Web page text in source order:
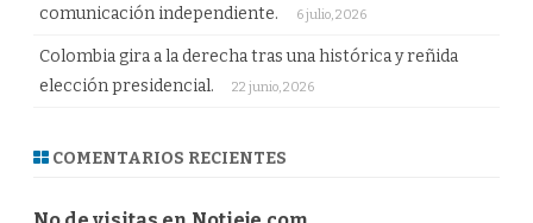
comunicación independiente.
6 julio, 2026
Colombia gira a la derecha tras una histórica y reñida
elección presidencial.
22 junio, 2026
COMENTARIOS RECIENTES